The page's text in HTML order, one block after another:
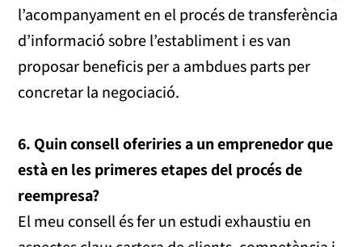
l’acompanyament en el procés de transferència
d’informació sobre l’establiment i es van
proposar beneficis per a ambdues parts per
concretar la negociació.
6. Quin consell oferiries a un emprenedor que
està en les primeres etapes del procés de
reempresa?
El meu consell és fer un estudi exhaustiu en